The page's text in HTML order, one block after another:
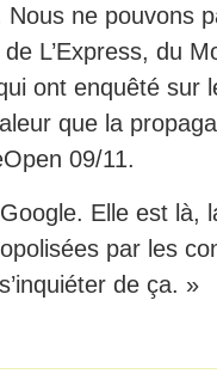
ne pouvons
L’Express, du
ont enquêté sur
que la
09/11.
Elle est là,
par les
de ça. »